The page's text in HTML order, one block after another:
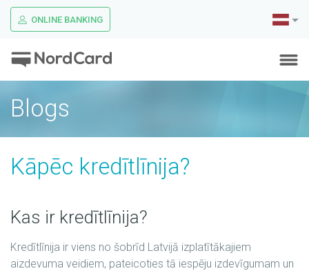
ONLINE BANKING
Blogs
Kāpēc kredītlīnija?
Kas ir kredītlīnija?
Kredītlīnija ir viens no šobrīd Latvijā izplatītākajiem
aizdevuma veidiem, pateicoties tā iespēju izdevīgumam un